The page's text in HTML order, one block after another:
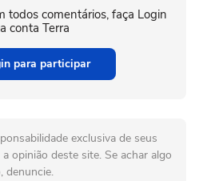
todos comentários, faça Login
conta Terra
para participar
exclusiva de seus
opinião deste site. Se achar algo
denuncie.